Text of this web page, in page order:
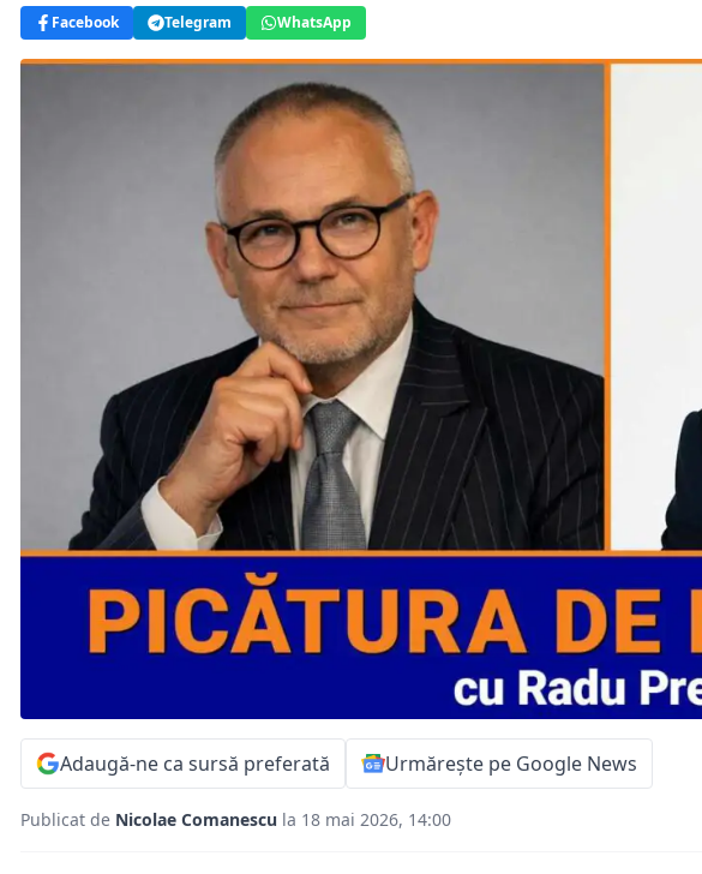
Facebook Telegram WhatsApp
Adaugă-ne ca sursă preferată Urmărește pe Google News
Publicat de Nicolae Comanescu la 18 mai 2026, 14:00